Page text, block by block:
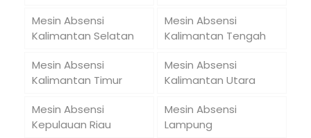
Mesin Absensi
Kalimantan Selatan
Mesin Absensi
Kalimantan Tengah
Mesin Absensi
Kalimantan Timur
Mesin Absensi
Kalimantan Utara
Mesin Absensi
Kepulauan Riau
Mesin Absensi
Lampung